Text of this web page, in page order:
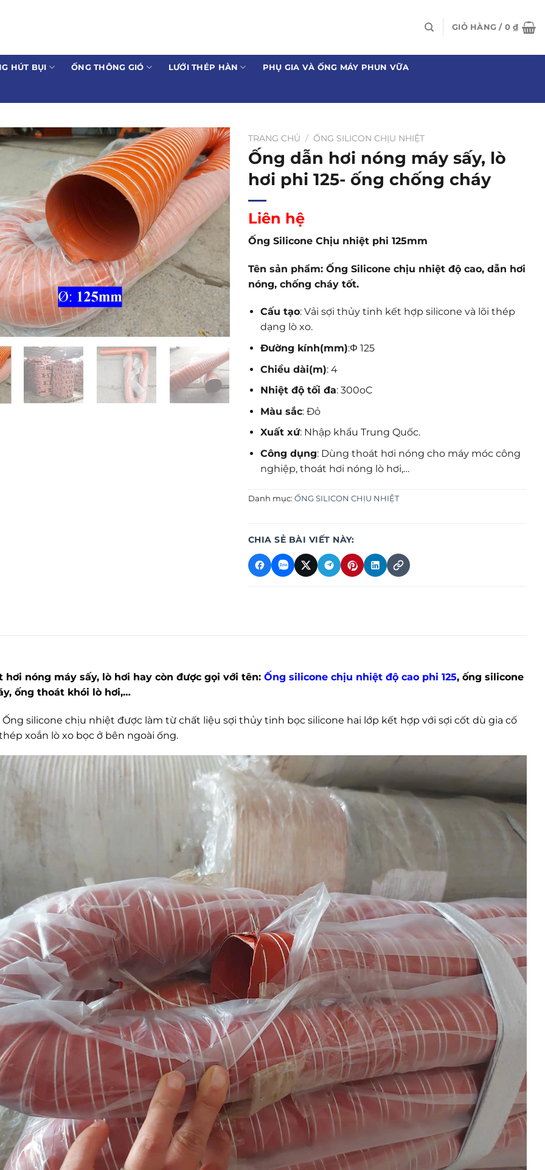
GIỎ HÀNG / 0₫
HÚT BỤI ỐNG THÔNG GIÓ LƯỚI THÉP HÀN PHỤ GIA VÀ ỐNG MÁY PHUN VỮA
TRANG CHỦ / ỐNG SILICON CHỊU NHIỆT
Ống dẫn hơi nóng máy sấy, lò
hơi phi 125- ống chống cháy
Liên hệ
Ống Silicone Chịu nhiệt phi 125mm
Tên sản phẩm: Ống Silicone chịu nhiệt độ cao, dẫn hơi
nóng, chống cháy tốt.
Cấu tạo: Vải sợi thủy tinh kết hợp silicone và lõi thép
dạng lò xo.
Đường kính(mm):Φ 125
Chiều dài(m): 4
Nhiệt độ tối đa: 300oC
Màu sắc: Đỏ
Xuất xứ: Nhập khẩu Trung Quốc.
Công dụng: Dùng thoát hơi nóng cho máy móc công
nghiệp, thoát hơi nóng lò hơi,…
Danh mục: ỐNG SILICON CHỊU NHIỆT
CHIA SẺ BÀI VIẾT NÀY:
hơi nóng máy sấy, lò hơi hay còn được gọi với tên: Ống silicone chịu nhiệt độ cao phi 125, ống silicone
ống thoát khói lò hơi,…
Ống silicone chịu nhiệt được làm từ chất liệu sợi thủy tinh bọc silicone hai lớp kết hợp với sợi cốt dù gia cố
xoắn lò xo bọc ở bên ngoài ống.